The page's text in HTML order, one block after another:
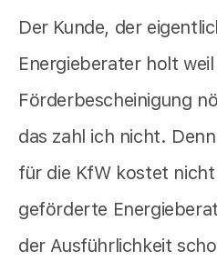
Der Kunde, der
Energieberater holt
Förderbescheinigung
das zahl ich nicht.
für die KfW kostet nicht
geförderte
der Ausführlichkeit